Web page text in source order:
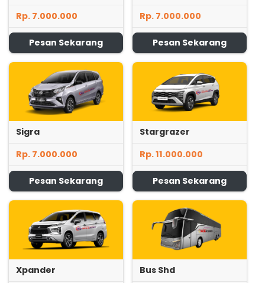
Rp. 7.000.000
Pesan Sekarang
Rp. 7.000.000
Pesan Sekarang
Sigra
Rp. 7.000.000
Pesan Sekarang
Stargrazer
Rp. 11.000.000
Pesan Sekarang
Xpander
Bus Shd